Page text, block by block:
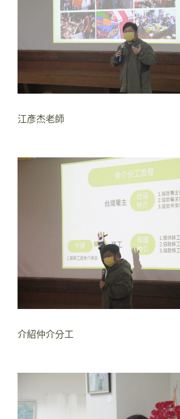
江彥杰老師
介紹仲介分工